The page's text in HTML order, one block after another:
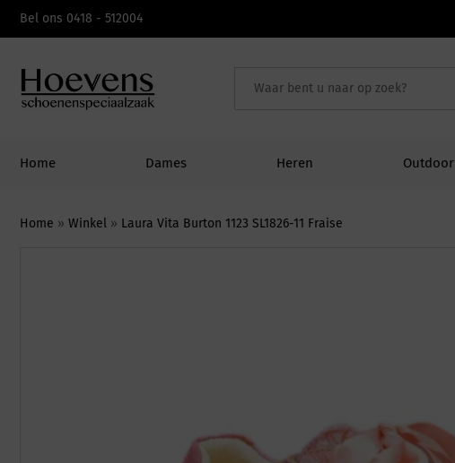
Bel ons 0418 - 512004
Home Dames Heren Outdoor
Home » Winkel » Laura Vita Burton 1123 SL1826-11 Fraise